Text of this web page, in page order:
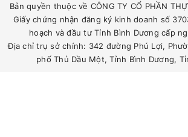
Bản quyền thuộc về CÔNG TY CỔ PHẦN
Giấy chứng nhận đăng ký kinh doanh số
hoạch và đầu tư Tỉnh Bình Dương cấp
Địa chỉ trụ sở chính: 342 đường Phú Lợi,
phố Thủ Dầu Một, Tỉnh Bình Dương,